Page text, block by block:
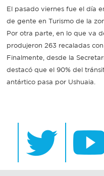
El pasado viernes fue el día
de gente en Turismo de la
Por otra parte, en lo que va
produjeron 263 recaladas
Finalmente, desde la
destacó que el 90% del
antártico pasa por Ushuaia.